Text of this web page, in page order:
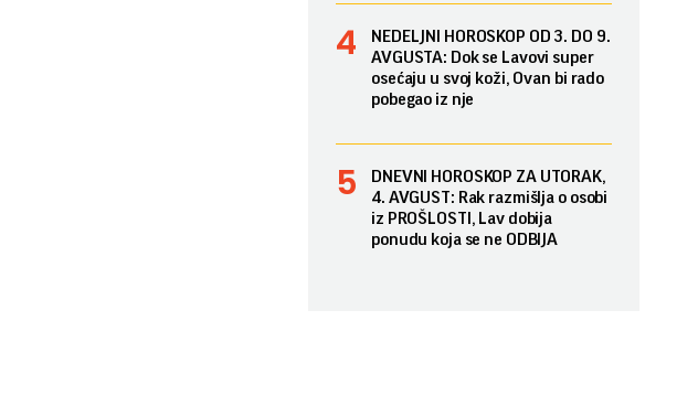
NEDELJNI HOROSKOP OD 3. DO 9.
AVGUSTA: Dok se Lavovi super
osećaju u svoj koži, Ovan bi rado
pobegao iz nje
DNEVNI HOROSKOP ZA UTORAK,
4. AVGUST: Rak razmišlja o osobi
iz PROŠLOSTI, Lav dobija
ponudu koja se ne ODBIJA